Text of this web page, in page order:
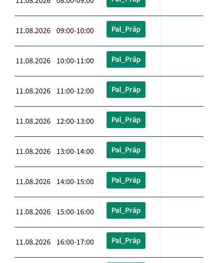
11.08.2026 09:00-10:00 Pal_Präp
11.08.2026 10:00-11:00 Pal_Präp
11.08.2026 11:00-12:00 Pal_Präp
11.08.2026 12:00-13:00 Pal_Präp
11.08.2026 13:00-14:00 Pal_Präp
11.08.2026 14:00-15:00 Pal_Präp
11.08.2026 15:00-16:00 Pal_Präp
11.08.2026 16:00-17:00 Pal_Präp